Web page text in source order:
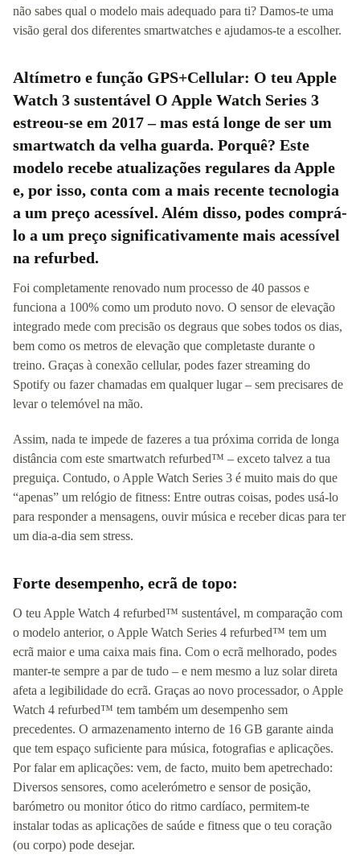
não sabes qual o modelo mais adequado para ti? Damos-te uma
visão geral dos diferentes smartwatches e ajudamos-te a escolher.
Altímetro e função GPS+Cellular: O teu Apple
Watch 3 sustentável O Apple Watch Series 3
estreou-se em 2017 – mas está longe de ser um
smartwatch da velha guarda. Porquê? Este
modelo recebe atualizações regulares da Apple
e, por isso, conta com a mais recente tecnologia
a um preço acessível. Além disso, podes comprá-
lo a um preço significativamente mais acessível
na refurbed.
Foi completamente renovado num processo de 40 passos e
funciona a 100% como um produto novo. O sensor de elevação
integrado mede com precisão os degraus que sobes todos os dias,
bem como os metros de elevação que completaste durante o
treino. Graças à conexão cellular, podes fazer streaming do
Spotify ou fazer chamadas em qualquer lugar – sem precisares de
levar o telemóvel na mão.
Assim, nada te impede de fazeres a tua próxima corrida de longa
distância com este smartwatch refurbed™ – exceto talvez a tua
preguiça. Contudo, o Apple Watch Series 3 é muito mais do que
“apenas” um relógio de fitness: Entre outras coisas, podes usá-lo
para responder a mensagens, ouvir música e receber dicas para ter
um dia-a-dia sem stress.
Forte desempenho, ecrã de topo:
O teu Apple Watch 4 refurbed™ sustentável, m comparação com
o modelo anterior, o Apple Watch Series 4 refurbed™ tem um
ecrã maior e uma caixa mais fina. Com o ecrã melhorado, podes
manter-te sempre a par de tudo – e nem mesmo a luz solar direta
afeta a legibilidade do ecrã. Graças ao novo processador, o Apple
Watch 4 refurbed™ tem também um desempenho sem
precedentes. O armazenamento interno de 16 GB garante ainda
que tem espaço suficiente para música, fotografias e aplicações.
Por falar em aplicações: vem, de facto, muito bem apetrechado:
Diversos sensores, como acelerómetro e sensor de posição,
barómetro ou monitor ótico do ritmo cardíaco, permitem-te
instalar todas as aplicações de saúde e fitness que o teu coração
(ou corpo) pode desejar.